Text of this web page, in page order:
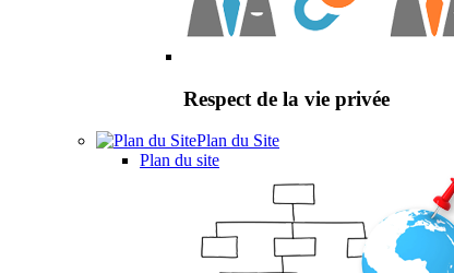
Respect de la vie privée
Plan du Site
Plan du site